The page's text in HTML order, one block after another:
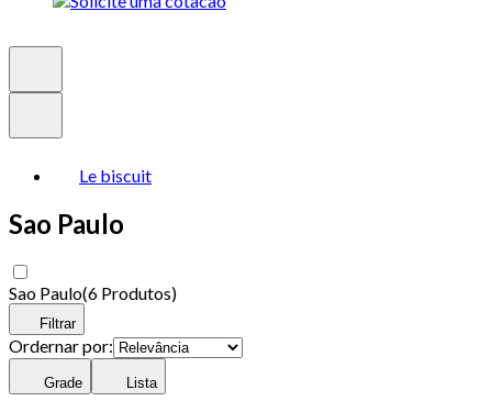
Le biscuit
Sao Paulo
Sao Paulo(6 Produtos)
Filtrar
Ordernar por:
Grade Lista